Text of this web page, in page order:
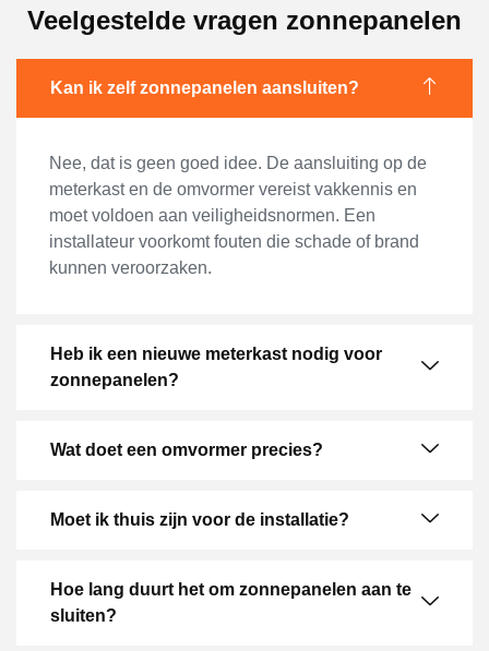
Veelgestelde vragen zonnepanelen
Kan ik zelf zonnepanelen aansluiten?
Nee, dat is geen goed idee. De aansluiting op de
meterkast en de omvormer vereist vakkennis en
moet voldoen aan veiligheidsnormen. Een
installateur voorkomt fouten die schade of brand
kunnen veroorzaken.
Heb ik een nieuwe meterkast nodig voor
zonnepanelen?
Wat doet een omvormer precies?
Moet ik thuis zijn voor de installatie?
Hoe lang duurt het om zonnepanelen aan te
sluiten?